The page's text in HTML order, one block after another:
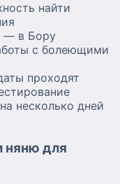
найти
— в Бору
с болеющими
проходят
несколько дней
няню для